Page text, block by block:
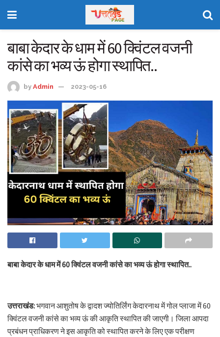
बाबा केदार के धाम में 60 क्विंटल वजनी
कांसे का भव्य ऊं होगा स्थापित..
by Admin 2023-05-16
बाबा केदार के धाम में 60 क्विंटल वजनी कांसे का भव्य ऊं होगा स्थापित..
उत्तराखंड:भगवान आशुतोष के द्वादश ज्योतिर्लिंग केदारनाथ में गोल प्लाजा में 60
क्विंटल वजनी कांसे का भव्य ऊं की आकृति स्थापित की जाएगी। जिला आपदा
प्रबंधन प्राधिकरण ने इस आकृति को स्थापित करने के लिए एक परीक्षण